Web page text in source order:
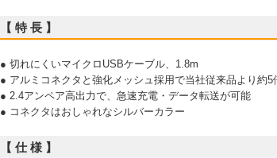
【 特 長 】
● 切れにくいマイクロUSBケーブル、1.8m
● アルミコネクタと強化メッシュ採用で当社従来品より約5
● 2.4アンペア高出力で、急速充電・データ転送が可能
● コネクタはおしゃれなシルバーカラー
【 仕 様 】